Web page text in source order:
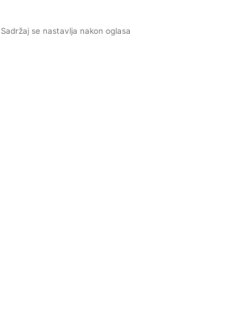
Sadržaj se nastavlja nakon oglasa